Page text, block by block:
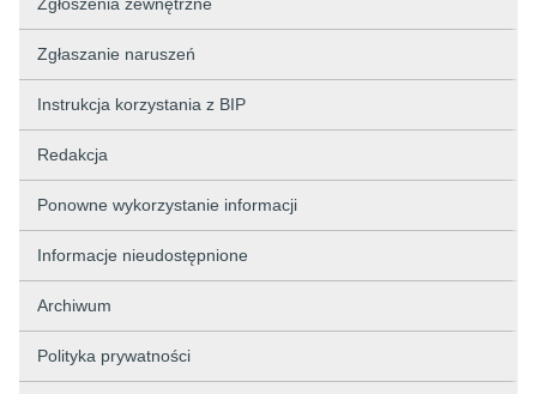
Zgłaszanie naruszeń
Instrukcja korzystania z BIP
Redakcja
Ponowne wykorzystanie informacji
Informacje nieudostępnione
Archiwum
Polityka prywatności